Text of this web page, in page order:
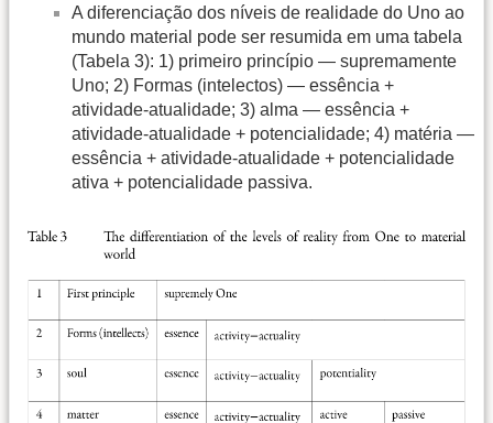
A diferenciação dos níveis de realidade do Uno ao
mundo material pode ser resumida em uma tabela
(Tabela 3): 1) primeiro princípio — supremamente
Uno; 2) Formas (intelectos) — essência +
atividade-atualidade; 3) alma — essência +
atividade-atualidade + potencialidade; 4) matéria —
essência + atividade-atualidade + potencialidade
ativa + potencialidade passiva.